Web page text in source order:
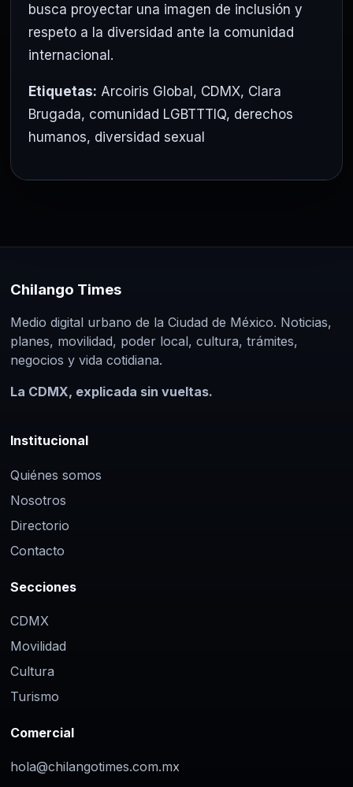
busca proyectar una imagen de inclusión y
respeto a la diversidad ante la comunidad
internacional.
Etiquetas: Arcoiris Global, CDMX, Clara
Brugada, comunidad LGBTTTIQ, derechos
humanos, diversidad sexual
Chilango Times
Medio digital urbano de la Ciudad de México. Noticias,
planes, movilidad, poder local, cultura, trámites,
negocios y vida cotidiana.
La CDMX, explicada sin vueltas.
Institucional
Quiénes somos
Nosotros
Directorio
Contacto
Secciones
CDMX
Movilidad
Cultura
Turismo
Comercial
hola@chilangotimes.com.mx